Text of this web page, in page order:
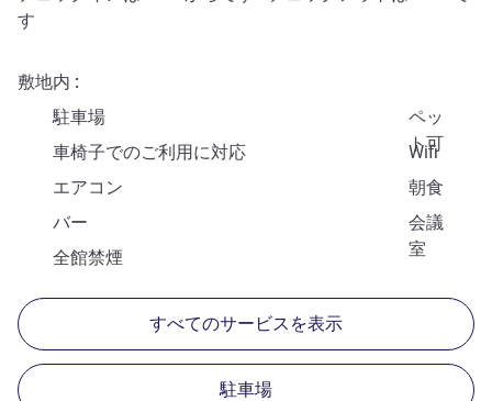
す
敷地内
駐車場
ペッ
ト可
車椅子でのご利用に対応
Wifi
エアコン
朝食
バー
会議
室
全館禁煙
すべてのサービスを表示
駐車場